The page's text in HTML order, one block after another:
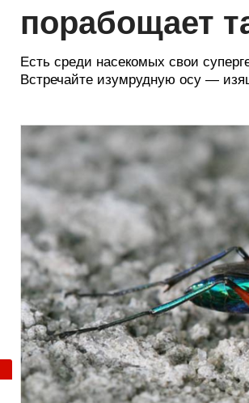
порабощает
Есть среди насекомых свои
Встречайте изумрудную осу —